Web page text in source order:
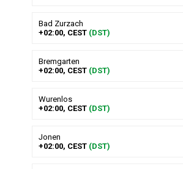
Bad Zurzach
+02:00, CEST (DST)
Bremgarten
+02:00, CEST (DST)
Wurenlos
+02:00, CEST (DST)
Jonen
+02:00, CEST (DST)